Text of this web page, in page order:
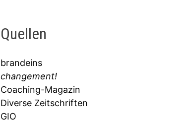
Quellen
brandeins
changement!
Coaching-Magazin
Diverse Zeitschriften
GIO